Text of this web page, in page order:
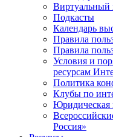
Виртуальный
Подкасты
Календарь
Правила
Правила
Условия и
ресурсам
Политика
Клубы по
Юридическая
Россия»